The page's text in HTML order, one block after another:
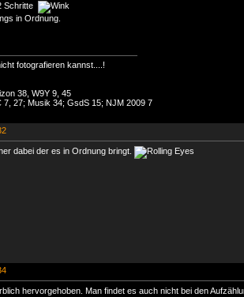
Schritte
in Ordnung.
fotografieren kannst....!
38, W9Y 9, 45
7, 27; Musik 34; GsdS 15; NJM 2009 7
dabei der es in Ordnung bringt.
hervorgehoben. Man findet es auch nicht bei den